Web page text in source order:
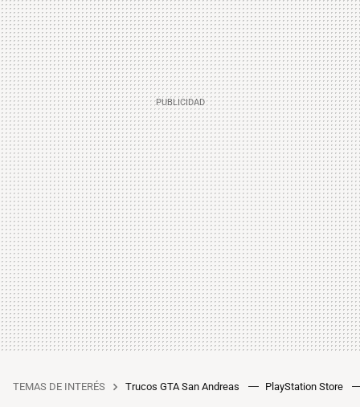
TEMAS DE INTERÉS Trucos GTA San Andreas PlayStation Store